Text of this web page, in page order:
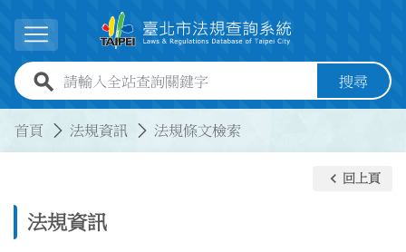
展開選單
全站查詢關鍵字欄位 搜尋
首頁 法規資訊 法規條文檢索
法規資訊
keyboard_arrow_left 回上頁